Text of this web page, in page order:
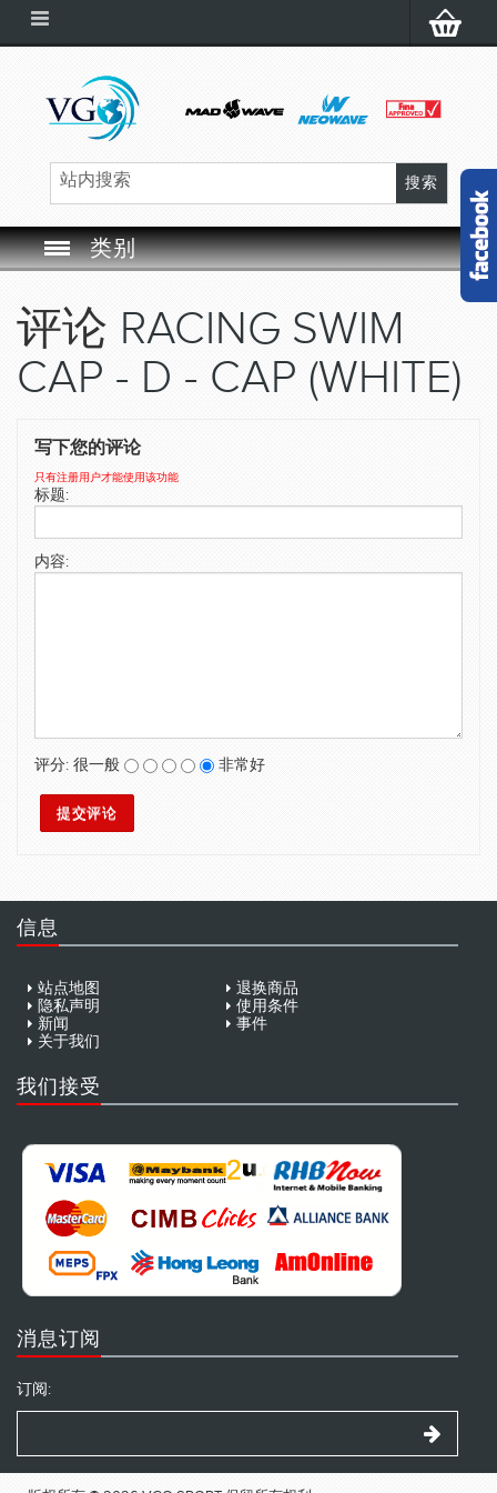
类别
SWIM CAP
CUSTOM DESIGN (OEM)
评论 RACING SWIM
CAP - D - CAP (WHITE)
写下您的评论
只有注册用户才能使用该功能
标题:
内容:
评分: 很一般 非常好
信息
站点地图
退换商品
隐私声明
使用条件
新闻
事件
关于我们
我们接受
消息订阅
订阅: